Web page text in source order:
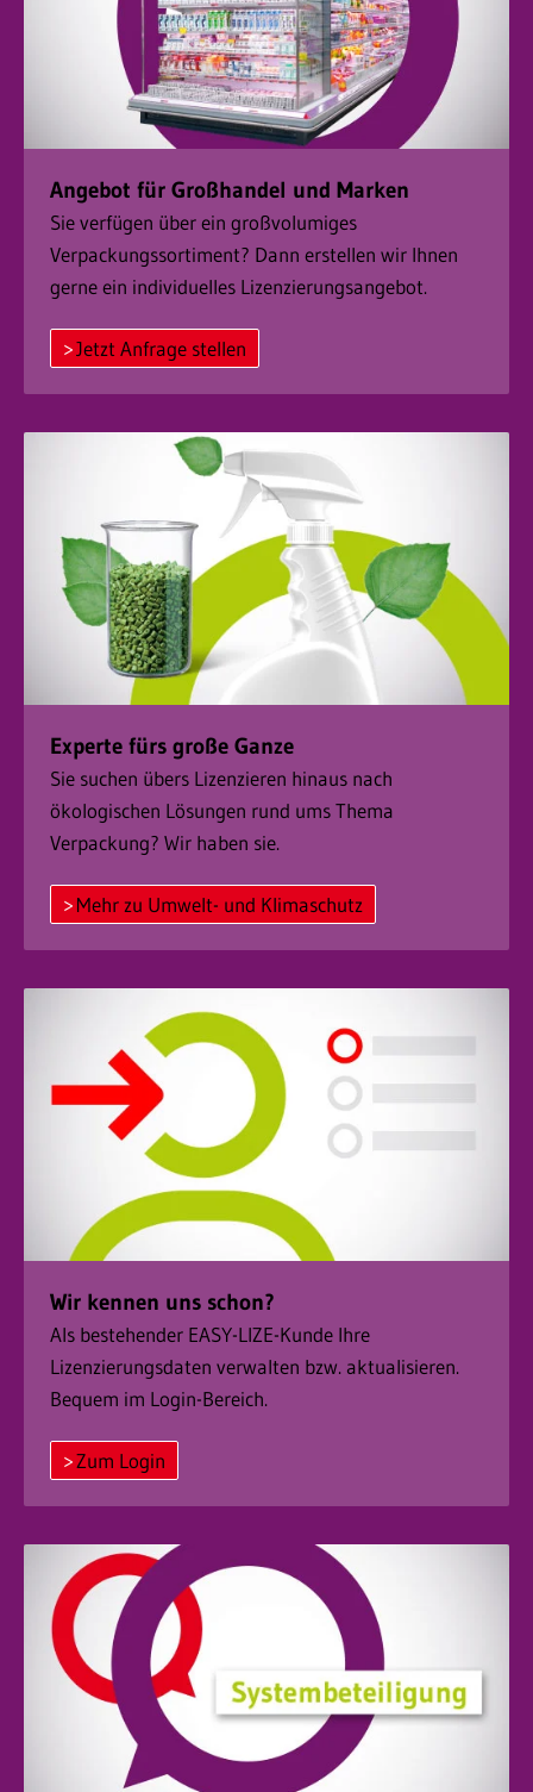
Angebot für Großhandel und Marken
Sie verfügen über ein großvolumiges
Verpackungssortiment? Dann erstellen wir Ihnen
gerne ein individuelles Lizenzierungsangebot.
Jetzt Anfrage stellen
Experte fürs große Ganze
Sie suchen übers Lizenzieren hinaus nach
ökologischen Lösungen rund ums Thema
Verpackung? Wir haben sie.
Mehr zu Umwelt- und Klimaschutz
Wir kennen uns schon?
Als bestehender EASY-LIZE-Kunde Ihre
Lizenzierungsdaten verwalten bzw. aktualisieren.
Bequem im Login-Bereich.
Zum Login